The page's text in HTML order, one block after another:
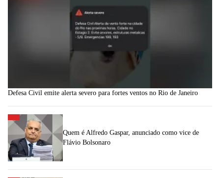
Defesa Civil emite alerta severo para fortes ventos no Rio de Janeiro
Quem é Alfredo Gaspar, anunciado como vice de
Flávio Bolsonaro